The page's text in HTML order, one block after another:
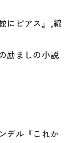
にピアス』,綿
励ましの小説
デル『これか